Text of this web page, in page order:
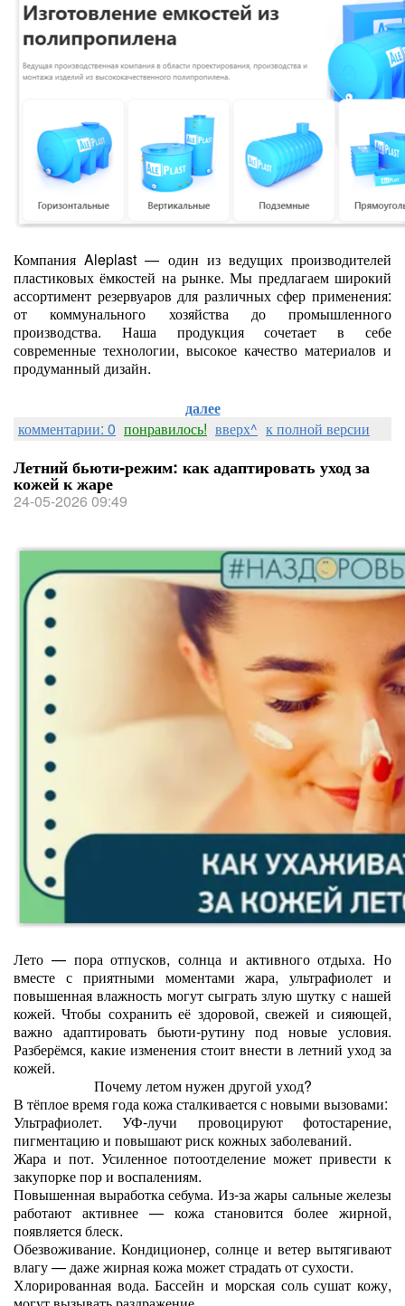
Компания Aleplast — один из ведущих производителей
пластиковых ёмкостей на рынке. Мы предлагаем широкий
ассортимент резервуаров для различных сфер применения:
от коммунального хозяйства до промышленного
производства. Наша продукция сочетает в себе
современные технологии, высокое качество материалов и
продуманный дизайн.
далее
комментарии: 0 понравилось! вверх^ к полной версии
Летний бьюти‑режим: как адаптировать уход за
кожей к жаре
24-05-2026 09:49
Лето — пора отпусков, солнца и активного отдыха. Но
вместе с приятными моментами жара, ультрафиолет и
повышенная влажность могут сыграть злую шутку с нашей
кожей. Чтобы сохранить её здоровой, свежей и сияющей,
важно адаптировать бьюти‑рутину под новые условия.
Разберёмся, какие изменения стоит внести в летний уход за
кожей.
Почему летом нужен другой уход?
В тёплое время года кожа сталкивается с новыми вызовами:
Ультрафиолет. УФ‑лучи провоцируют фотостарение,
пигментацию и повышают риск кожных заболеваний.
Жара и пот. Усиленное потоотделение может привести к
закупорке пор и воспалениям.
Повышенная выработка себума. Из‑за жары сальные железы
работают активнее — кожа становится более жирной,
появляется блеск.
Обезвоживание. Кондиционер, солнце и ветер вытягивают
влагу — даже жирная кожа может страдать от сухости.
Хлорированная вода. Бассейн и морская соль сушат кожу,